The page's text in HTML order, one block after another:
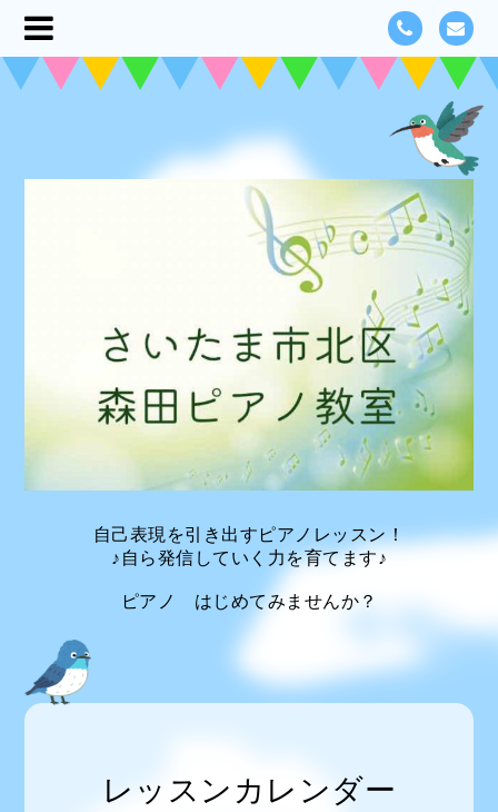
自己表現を引き出すピアノレッスン！
♪自ら発信していく力を育てます♪
ピアノ はじめてみませんか？
レッスンカレンダー